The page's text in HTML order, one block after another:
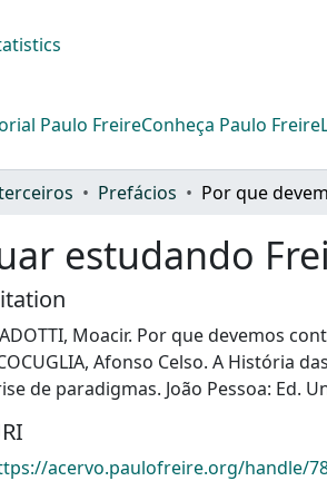
Paulo FreireConheça Paulo Freire
Prefácios
estudando
Moacir. Por que devemos
Afonso Celso. A História
de paradigmas. João Pessoa: Ed.
acervo.paulofreire.org/handle/